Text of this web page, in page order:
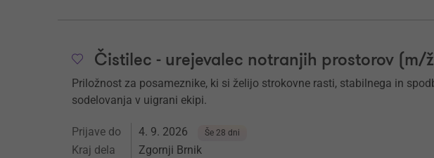
Čistilec - urejevalec notranjih prostorov (m/
Priložnost za posameznike, ki si želijo strokovne rasti, stabilnega in
sodelovanja v uigrani ekipi.
Prijave do 4. 9. 2026 Še 28 dni
Kraj dela Zgornji Brnik